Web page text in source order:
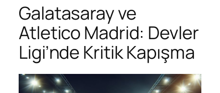
Galatasaray ve
Atletico Madrid: Devler
Ligi’nde Kritik Kapışma